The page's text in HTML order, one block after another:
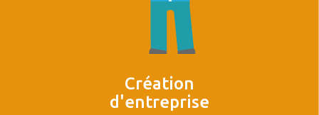
Création
d'entreprise